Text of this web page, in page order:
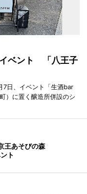
ベント 「八王子
7日、イベント「生酒bar
）に置く醸造所併設のシ
王あそびの森
ト